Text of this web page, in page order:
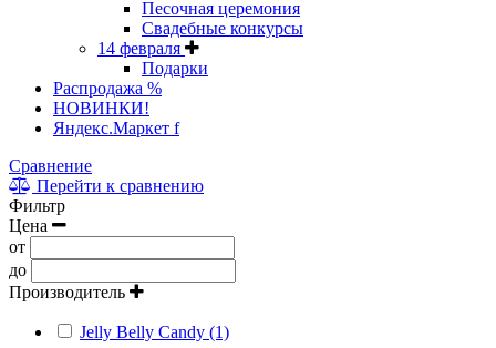
Песочная церемония
Свадебные конкурсы
14 февраля
Подарки
Распродажа %
НОВИНКИ!
Яндекс.Маркет f
Сравнение
Перейти к сравнению
Фильтр
Цена
от
до
Производитель
Jelly Belly Candy (1)